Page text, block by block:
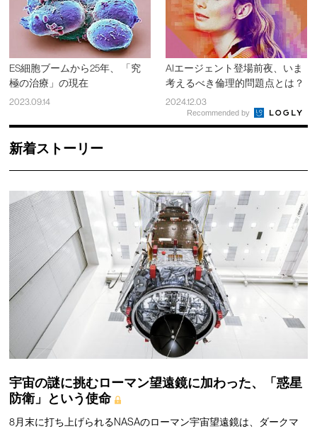
ES細胞ブームから25年、 「究
極の治療」の現在
2023.09.14
AIエージェント登場前夜、いま
考えるべき倫理的問題点とは？
2024.12.03
Recommended by
新着ストーリー
宇宙の謎に挑むローマン望遠鏡に加わった、「惑星
防衛」という使命
8月末に打ち上げられるNASAのローマン宇宙望遠鏡は、ダークマ